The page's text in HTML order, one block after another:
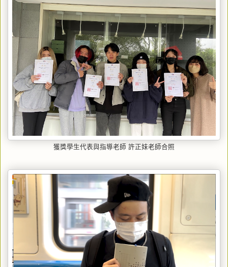
獲獎學生代表與指導老師 許正妹老師合照